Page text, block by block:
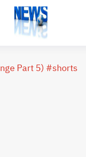
Part 5) #shorts